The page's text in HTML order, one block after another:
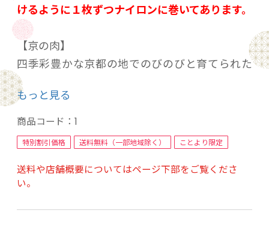
けるように１枚ずつナイロンに巻いてあります。
【京の肉】
四季彩豊かな京都の地でのびのびと育てられた
「京の肉」は、環境の変化によるストレスが少
ないことから、肉質が良く、雑味のない豊かな
風味を味わうことができます。
"きめ細やかく上品な甘みのある最高級の和牛肉
をご賞味下さい。"
ご進物にもお使いいただけるよう１枚ずつナイ
ロンで巻き梱包致します。
もっと見る
商品コード： 1
特別割引価格 送料無料（一部地域除く） ことより限定
送料や店舗概要についてはページ下部をご覧くださ
い。